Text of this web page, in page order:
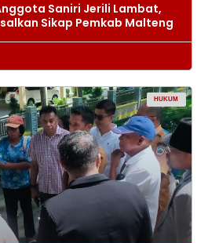
Saniri Jerili Lambat,
Sikap Pemkab Malteng
HUKUM